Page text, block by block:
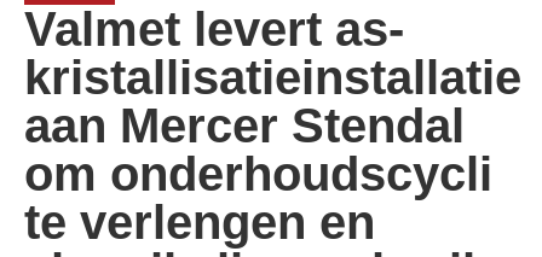
Valmet levert as-
kristallisatieinstallatie
aan Mercer Stendal
om onderhoudscycli
te verlengen en